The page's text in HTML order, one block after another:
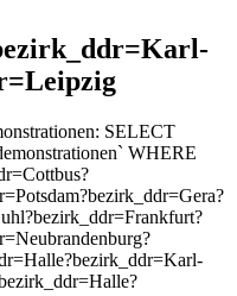
SELECT
WHERE